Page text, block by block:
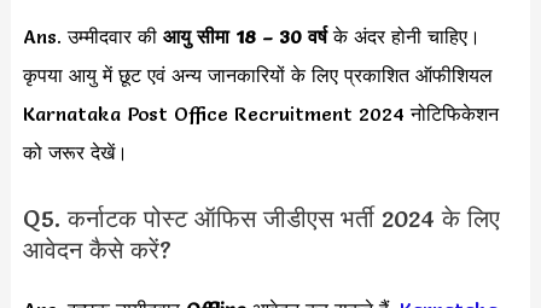
Ans. उम्मीदवार की आयु सीमा 18 – 30 वर्षके अंदर होनी चाहिए।
कृपया आयु में छूट एवं अन्य जानकारियों के लिए प्रकाशित ऑफीशियल
Karnataka Post Office Recruitment 2024 नोटिफिकेशन
को जरूर देखें।
Q5. कर्नाटक पोस्ट ऑफिस जीडीएस भर्ती 2024 के लिए
आवेदन कैसे करें?